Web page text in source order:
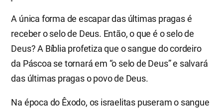
A única forma de escapar das últimas pragas é
receber o selo de Deus. Então, o que é o selo de
Deus? A Bíblia profetiza que o sangue do cordeiro
da Páscoa se tornará em “o selo de Deus” e salvará
das últimas pragas o povo de Deus.
Na época do Êxodo, os israelitas puseram o sangue